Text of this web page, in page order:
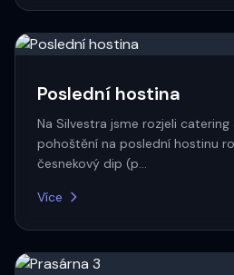
Poslední hostina
Na Silvestra jsme rozjeli catering
pohoštění na poslední hostinu
česnekový dip (p…
Více